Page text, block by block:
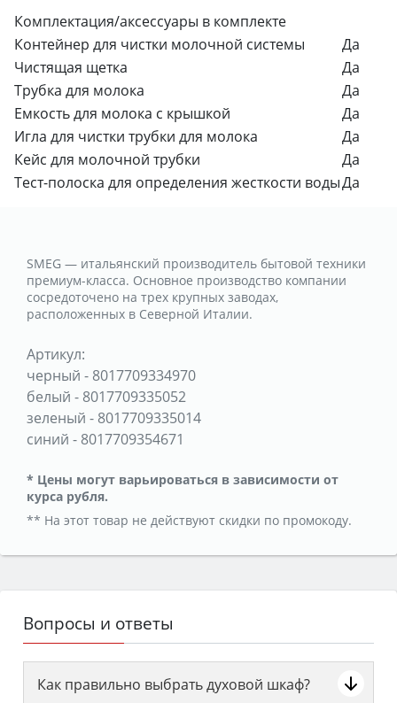
Комплектация/аксессуары в комплекте
Контейнер для чистки молочной системы
Да
Чистящая щетка
Да
Трубка для молока
Да
Емкость для молока с крышкой
Да
Игла для чистки трубки для молока
Да
Кейс для молочной трубки
Да
Тест-полоска для определения жесткости водыДа
SMEG — итальянский производитель бытовой техники
премиум-класса. Основное производство компании
сосредоточено на трех крупных заводах,
расположенных в Северной Италии.
Артикул:
черный - 8017709334970
белый - 8017709335052
зеленый - 8017709335014
синий - 8017709354671
* Цены могут варьироваться в зависимости от
курса рубля.
** На этот товар не действуют скидки по промокоду.
Вопросы и ответы
Как правильно выбрать духовой шкаф?